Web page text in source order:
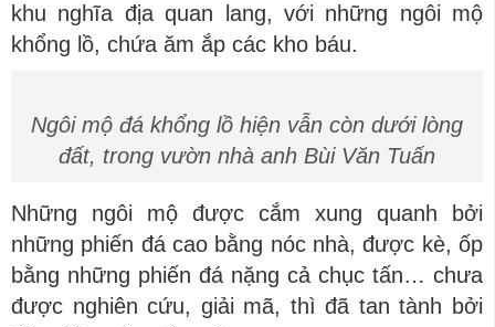
khu nghĩa địa quan lang, với những ngôi mộ
khổng lồ, chứa ăm ắp các kho báu.
Ngôi mộ đá khổng lồ hiện vẫn còn dưới lòng
đất, trong vườn nhà anh Bùi Văn Tuấn
Những ngôi mộ được cắm xung quanh bởi
những phiến đá cao bằng nóc nhà, được kè, ốp
bằng những phiến đá nặng cả chục tấn… chưa
được nghiên cứu, giải mã, thì đã tan tành bởi